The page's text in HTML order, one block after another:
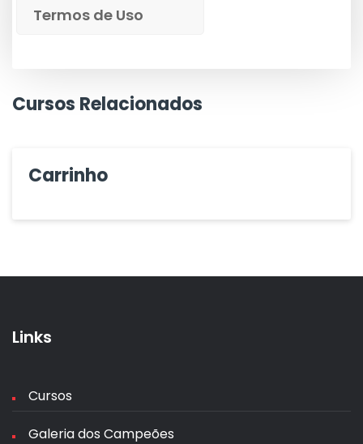
Termos de Uso
Cursos Relacionados
Carrinho
Links
Cursos
Galeria dos Campeões